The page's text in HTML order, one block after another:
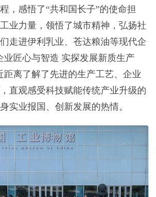
，感悟了“共和国长子”的使命担
业力量，领悟了城市精神，弘扬社
走进伊利乳业、苍达粮油等现代企
业匠心与智造 实探发展新质生产
距离了解了先进的生产工艺、企业
直观感受科技赋能传统产业升级的
实业报国、创新发展的热情。